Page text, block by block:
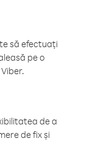
să efectuați
pe o
de a
de fix și